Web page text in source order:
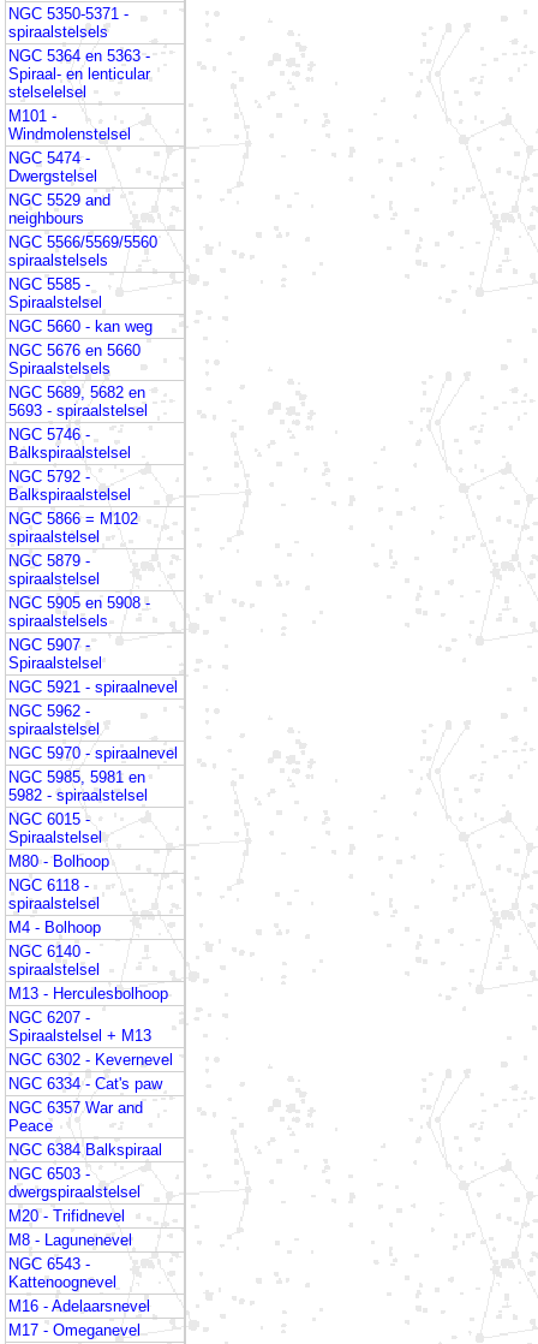
NGC 5350-5371 -
spiraalstelsels
NGC 5364 en 5363 -
Spiraal- en lenticular
stelselelsel
M101 -
Windmolenstelsel
NGC 5474 -
Dwergstelsel
NGC 5529 and
neighbours
NGC 5566/5569/5560
spiraalstelsels
NGC 5585 -
Spiraalstelsel
NGC 5660 - kan weg
NGC 5676 en 5660
Spiraalstelsels
NGC 5689, 5682 en
5693 - spiraalstelsel
NGC 5746 -
Balkspiraalstelsel
NGC 5792 -
Balkspiraalstelsel
NGC 5866 = M102
spiraalstelsel
NGC 5879 -
spiraalstelsel
NGC 5905 en 5908 -
spiraalstelsels
NGC 5907 -
Spiraalstelsel
NGC 5921 - spiraalnevel
NGC 5962 -
spiraalstelsel
NGC 5970 - spiraalnevel
NGC 5985, 5981 en
5982 - spiraalstelsel
NGC 6015 -
Spiraalstelsel
M80 - Bolhoop
NGC 6118 -
spiraalstelsel
M4 - Bolhoop
NGC 6140 -
spiraalstelsel
M13 - Herculesbolhoop
NGC 6207 -
Spiraalstelsel + M13
NGC 6302 - Kevernevel
NGC 6334 - Cat's paw
NGC 6357 War and
Peace
NGC 6384 Balkspiraal
NGC 6503 -
dwergspiraalstelsel
M20 - Trifidnevel
M8 - Lagunenevel
NGC 6543 -
Kattenoognevel
M16 - Adelaarsnevel
M17 - Omeganevel